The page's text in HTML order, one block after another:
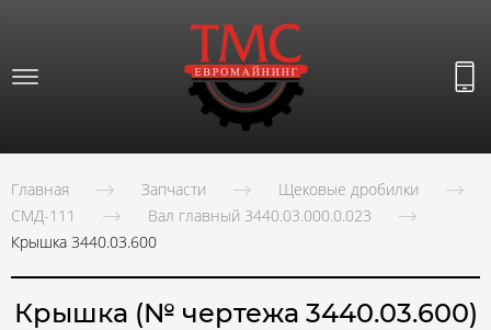
Главная Запчасти
Щековые дробилки
СМД-111
Вал главный 3440.03.000.0.023
Крышка 3440.03.600
Крышка (№ чертежа 3440.03.600)